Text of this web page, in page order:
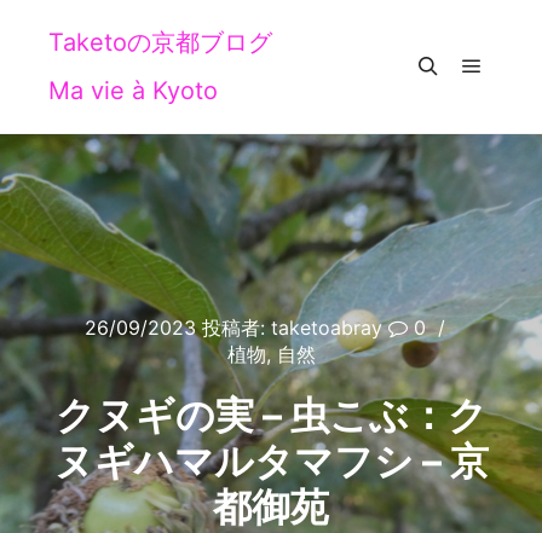
Taketoの京都ブログ
Ma vie à Kyoto
26/09/2023投稿者: taketoabray
0
植物, 自然
クヌギの実 – 虫こぶ：ク
ヌギハマルタマフシ – 京
都御苑